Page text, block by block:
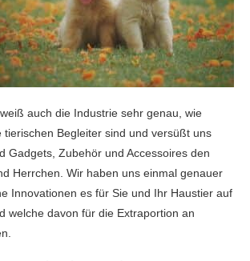
auch die Industrie sehr genau, wie
tierischen Begleiter sind und versüßt uns
Gadgets, Zubehör und Accessoires den
Herrchen. Wir haben uns einmal genauer
Innovationen es für Sie und Ihr Haustier auf
welche davon für die Extraportion an